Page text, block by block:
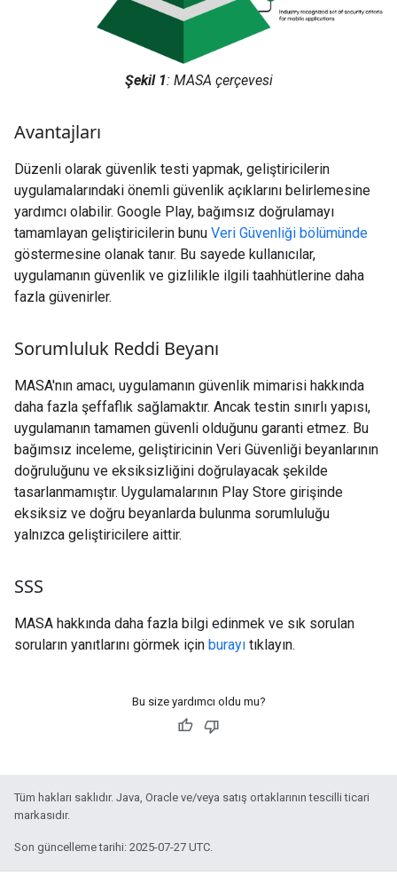
Şekil 1: MASA çerçevesi
Avantajları
Düzenli olarak güvenlik testi yapmak, geliştiricilerin
uygulamalarındaki önemli güvenlik açıklarını belirlemesine
yardımcı olabilir. Google Play, bağımsız doğrulamayı
tamamlayan geliştiricilerin bunu Veri Güvenliği bölümünde
göstermesine olanak tanır. Bu sayede kullanıcılar,
uygulamanın güvenlik ve gizlilikle ilgili taahhütlerine daha
fazla güvenirler.
Sorumluluk Reddi Beyanı
MASA'nın amacı, uygulamanın güvenlik mimarisi hakkında
daha fazla şeffaflık sağlamaktır. Ancak testin sınırlı yapısı,
uygulamanın tamamen güvenli olduğunu garanti etmez. Bu
bağımsız inceleme, geliştiricinin Veri Güvenliği beyanlarının
doğruluğunu ve eksiksizliğini doğrulayacak şekilde
tasarlanmamıştır. Uygulamalarının Play Store girişinde
eksiksiz ve doğru beyanlarda bulunma sorumluluğu
yalnızca geliştiricilere aittir.
SSS
MASA hakkında daha fazla bilgi edinmek ve sık sorulan
soruların yanıtlarını görmek için burayı tıklayın.
Bu size yardımcı oldu mu?
Tüm hakları saklıdır. Java, Oracle ve/veya satış ortaklarının tescilli ticari
markasıdır.
Son güncelleme tarihi: 2025-07-27 UTC.